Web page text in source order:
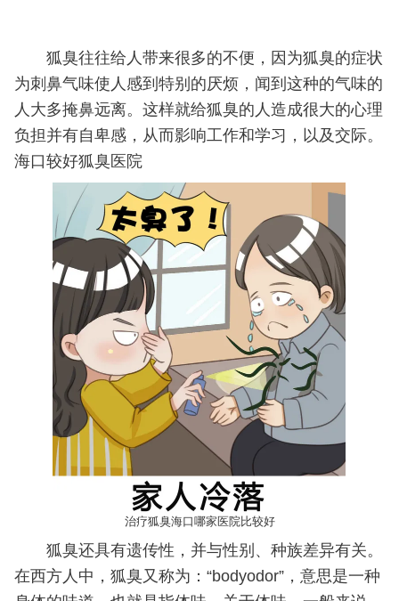
狐臭往往给人带来很多的不便，因为狐臭的症状
为刺鼻气味使人感到特别的厌烦，闻到这种的气味的
人大多掩鼻远离。这样就给狐臭的人造成很大的心理
负担并有自卑感，从而影响工作和学习，以及交际。
海口较好狐臭医院
治疗狐臭海口哪家医院比较好
狐臭还具有遗传性，并与性别、种族差异有关。
在西方人中，狐臭又称为：“bodyodor”，意思是一种